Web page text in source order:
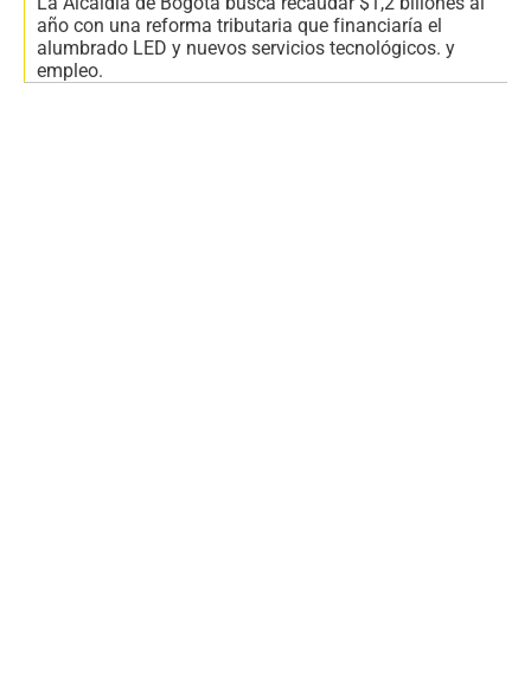
año con una reforma tributaria que financiaría el
alumbrado LED y nuevos servicios tecnológicos. y
empleo.